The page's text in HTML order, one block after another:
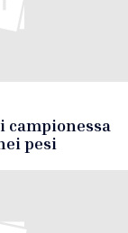
campionessa
pesi